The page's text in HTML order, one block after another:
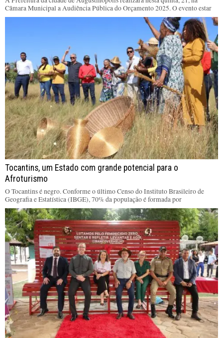
Câmara Municipal a Audiência Pública do Orçamento 2025. O evento estar
Tocantins, um Estado com grande potencial para o
Afroturismo
O Tocantins é negro. Conforme o último Censo do Instituto Brasileiro de
Geografia e Estatística (IBGE), 70% da população é formada por